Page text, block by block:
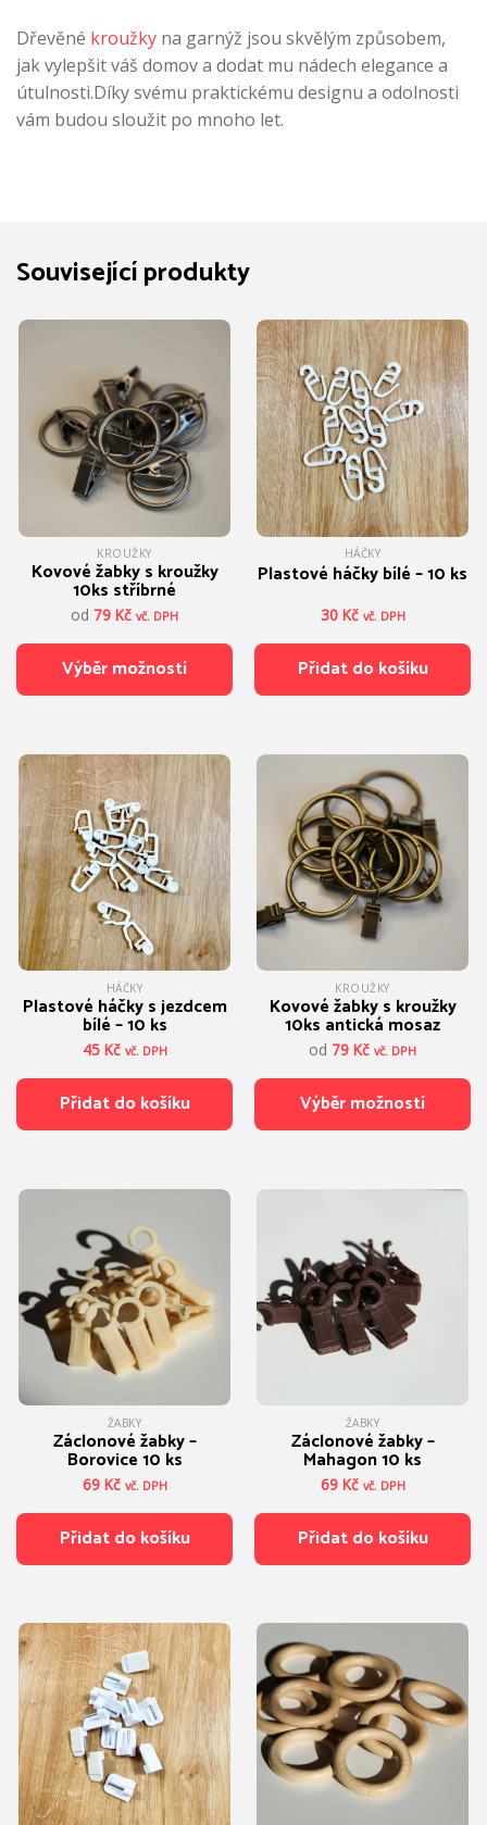
Dřevěné kroužky na garnýž jsou skvělým způsobem,
jak vylepšit váš domov a dodat mu nádech elegance a
útulnosti.Díky svému praktickému designu a odolnosti
vám budou sloužit po mnoho let.
Související produkty
KROUŽKY
Kovové žabky s kroužky
10ks stříbrné
od 79 Kč vč. DPH
Výběr možností
má
více
variant.
Možnosti
lze
vybrat
na
stránce
produktu
HÁČKY
Plastové háčky bílé – 10 ks
30 Kč vč. DPH
Přidat do košíku
HÁČKY
Plastové háčky s jezdcem
bílé – 10 ks
45 Kč vč. DPH
Přidat do košíku
KROUŽKY
Kovové žabky s kroužky
10ks antická mosaz
od 79 Kč vč. DPH
Výběr možností
má
Možnosti
lze
vybrat
na
stránce
ŽABKY
Záclonové žabky –
Borovice 10 ks
69 Kč vč. DPH
Přidat do košíku
ŽABKY
Záclonové žabky –
Mahagon 10 ks
69 Kč vč. DPH
Přidat do košíku